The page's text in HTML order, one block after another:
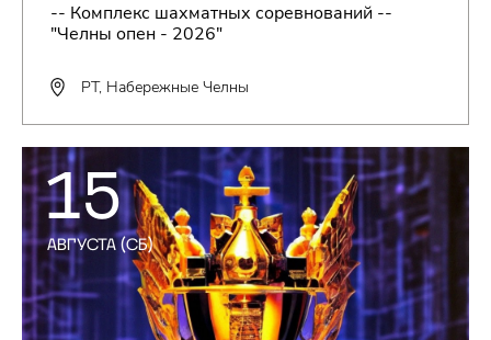
-- Комплекс шахматных соревнований --
"Челны опен - 2026"
РТ, Набережные Челны
15
АВГУСТА (СБ)